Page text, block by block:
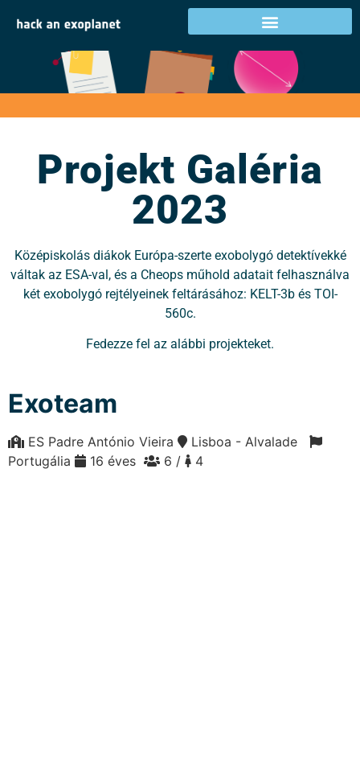
Projekt Galéria 2023
Projekt Galéria
2023
Középiskolás diákok Európa-szerte exobolygó detektívekké
váltak az ESA-val, és a Cheops műhold adatait felhasználva
két exobolygó rejtélyeinek feltárásához: KELT-3b és TOI-
560c.
Fedezze fel az alábbi projekteket.
Exoteam
ES Padre António Vieira
Lisboa - Alvalade
Portugália
16 éves 6 / 4